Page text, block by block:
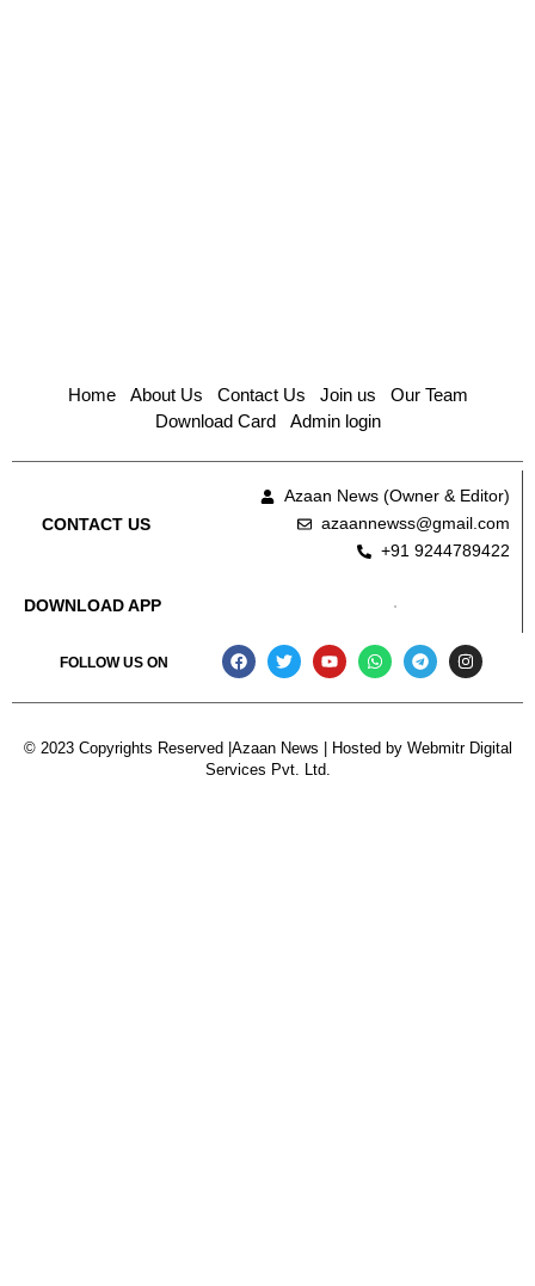
Home About Us Contact Us Join us
Our Team
Download Card
Admin login
CONTACT US
Azaan News (Owner & Editor)
azaannewss@gmail.com
+91 9244789422
DOWNLOAD APP
FOLLOW US ON
© 2023 Copyrights Reserved |Azaan News | Hosted by Webmitr Digital
Services Pvt. Ltd.